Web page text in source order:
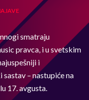
smatraju
pravca, i u svetskim
i
– nastupiće na
17. avgusta.